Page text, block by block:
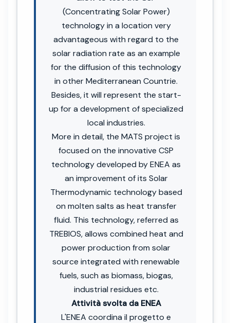
(Concentrating Solar Power)
technology in a location very
advantageous with regard to the
solar radiation rate as an example
for the diffusion of this technology
in other Mediterranean Countrie.
Besides, it will represent the start-
up for a development of specialized
local industries.
More in detail, the MATS project is
focused on the innovative CSP
technology developed by ENEA as
an improvement of its Solar
Thermodynamic technology based
on molten salts as heat transfer
fluid. This technology, referred as
TREBIOS, allows combined heat and
power production from solar
source integrated with renewable
fuels, such as biomass, biogas,
industrial residues etc.
Attività svolta da ENEA
L'ENEA coordina il progetto e